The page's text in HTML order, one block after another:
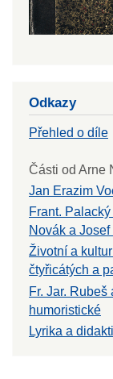
Odkazy
Přehled o díle
Části od Arne
Jan Erazim
Frant.
Novák a
Životní a
čtyřicátých a
Fr. Jar.
humoristické
Lyrika a